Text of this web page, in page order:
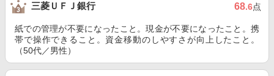
三菱ＵＦＪ銀行 68.6点
紙での管理が不要になったこと。現金が不要になったこと。携
帯で操作できること。資金移動のしやすさが向上したこと。
（50代／男性）